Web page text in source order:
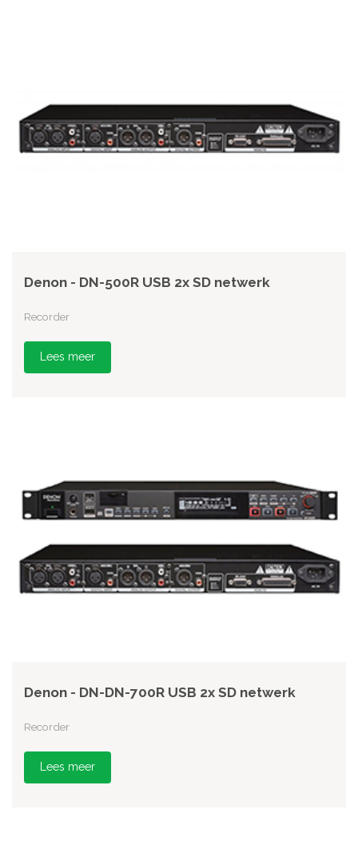
Denon - DN-500R USB 2x SD netwerk
Recorder
Lees meer
Denon - DN-DN-700R USB 2x SD netwerk
Recorder
Lees meer